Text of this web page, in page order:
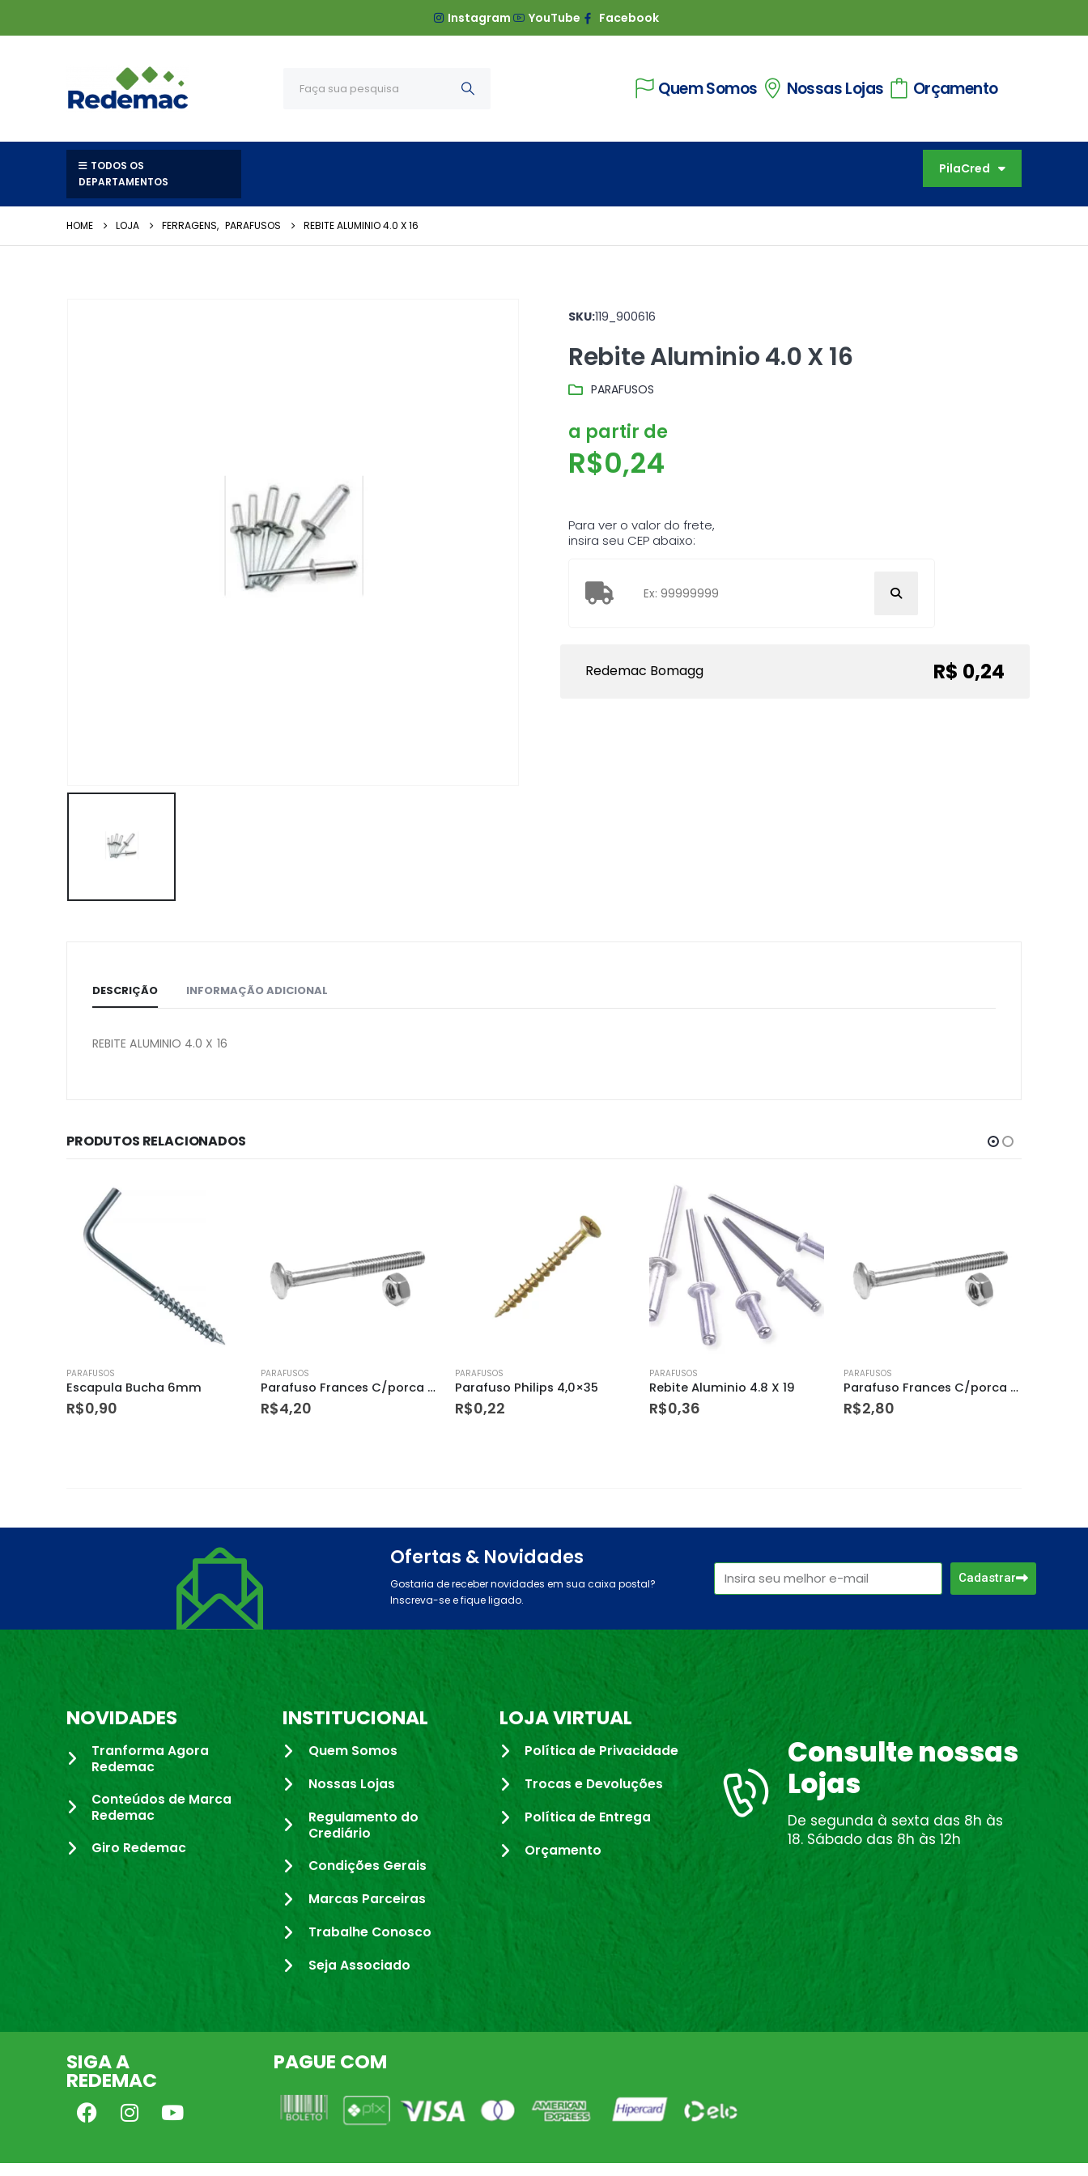
Instagram YouTube Facebook
Quem Somos Nossas Lojas Orçamento
TODOS OS
DEPARTAMENTOS
PilaCred
HOME LOJA FERRAGENS, PARAFUSOS REBITE ALUMINIO 4.0 X 16
SKU:119_900616
Rebite Aluminio 4.0 X 16
PARAFUSOS
a partir de
R$0,24
Para ver o valor do frete,
insira seu CEP abaixo:
Redemac Bomagg R$ 0,24
DESCRIÇÃO INFORMAÇÃO ADICIONAL
REBITE ALUMINIO 4.0 X 16
PRODUTOS RELACIONADOS
PARAFUSOS
R$4,20
PARAFUSOS
Parafuso Philips 4,0×35
R$0,22
PARAFUSOS
Rebite Aluminio 4.8 X 19
R$0,36
PARAFUSOS
R$2,80
PARAFUSOS
Bucha Plastica 10
R$0,15
Ofertas & Novidades
Gostaria de receber novidades em sua caixa postal?
Inscreva-se e fique ligado.
Cadastrar
NOVIDADES
Tranforma Agora
Redemac
Conteúdos de Marca
Redemac
Giro Redemac
INSTITUCIONAL
Quem Somos
Nossas Lojas
Regulamento do
Crediário
Condições Gerais
Marcas Parceiras
Trabalhe Conosco
Seja Associado
LOJA VIRTUAL
Política de Privacidade
Trocas e Devoluções
Política de Entrega
Orçamento
Consulte nossas
Lojas
De segunda à sexta das 8h às
18. Sábado das 8h às 12h
SIGA A
REDEMAC
PAGUE COM